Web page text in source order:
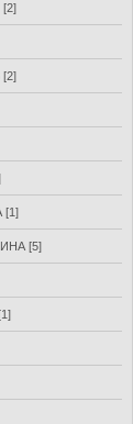
[2]
[2]
[1]
[5]